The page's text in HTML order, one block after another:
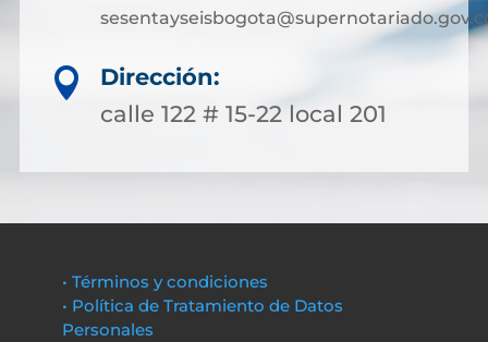

Dirección:
calle 122 # 15-22 local 201
• Términos y condiciones
• Política de Tratamiento de Datos
Personales